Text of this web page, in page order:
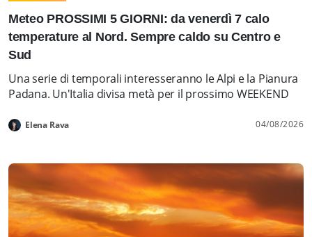
Meteo PROSSIMI 5 GIORNI: da venerdì 7 calo
temperature al Nord. Sempre caldo su Centro e
Sud
Una serie di temporali interesseranno le Alpi e la Pianura
Padana. Un'Italia divisa metà per il prossimo WEEKEND
Elena Rava 04/08/2026